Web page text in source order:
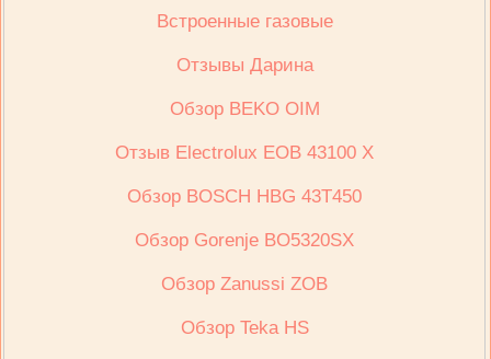
Встроенные газовые
Отзывы Дарина
Обзор BEKO OIM
Отзыв Electrolux ЕОВ 43100 Х
Обзор BOSCH HBG 43T450
Обзор Gorenje BO5320SX
Обзор Zanussi ZOB
Обзор Teka HS